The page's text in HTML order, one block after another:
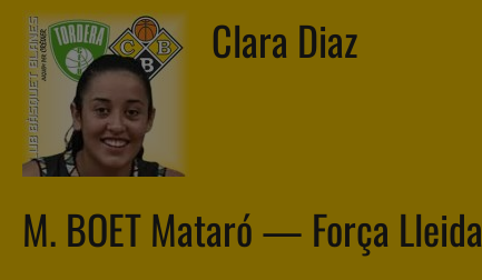
Clara Diaz
M. BOET Mataró — Força Lleida